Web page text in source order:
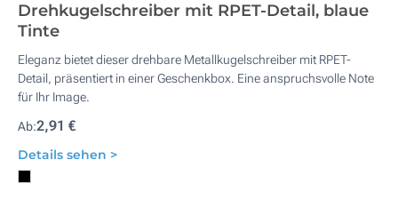
Drehkugelschreiber mit RPET-Detail, blaue
Tinte
Eleganz bietet dieser drehbare Metallkugelschreiber mit RPET-
Detail, präsentiert in einer Geschenkbox. Eine anspruchsvolle Note
für Ihr Image.
Ab:2,91 €
Details sehen >